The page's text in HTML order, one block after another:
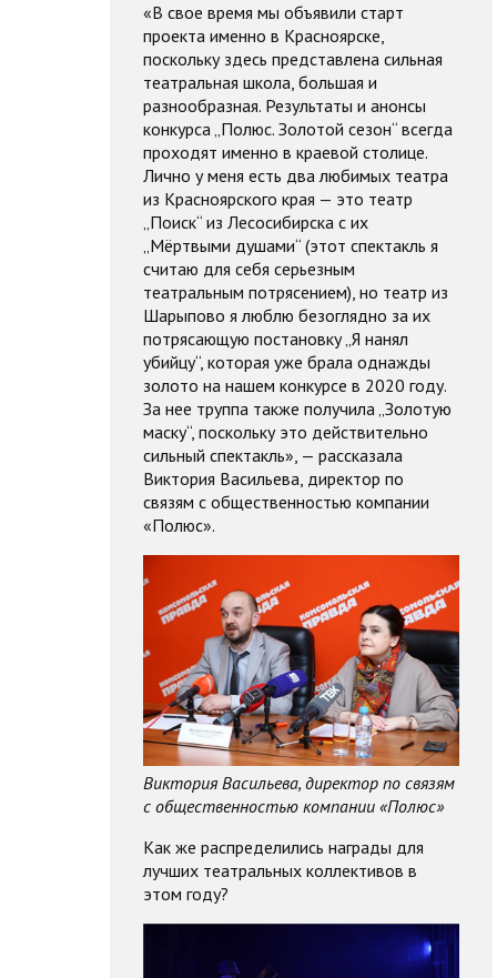
«В свое время мы объявили старт
проекта именно в Красноярске,
поскольку здесь представлена сильная
театральная школа, большая и
разнообразная. Результаты и анонсы
конкурса „Полюс. Золотой сезон“ всегда
проходят именно в краевой столице.
Лично у меня есть два любимых театра
из Красноярского края — это театр
„Поиск“ из Лесосибирска с их
„Мёртвыми душами“ (этот спектакль я
считаю для себя серьезным
театральным потрясением), но театр из
Шарыпово я люблю безоглядно за их
потрясающую постановку „Я нанял
убийцу“, которая уже брала однажды
золото на нашем конкурсе в 2020 году.
За нее труппа также получила „Золотую
маску“, поскольку это действительно
сильный спектакль», — рассказала
Виктория Васильева, директор по
связям с общественностью компании
«Полюс».
Виктория Васильева, директор по связям
с общественностью компании «Полюс»
Как же распределились награды для
лучших театральных коллективов в
этом году?